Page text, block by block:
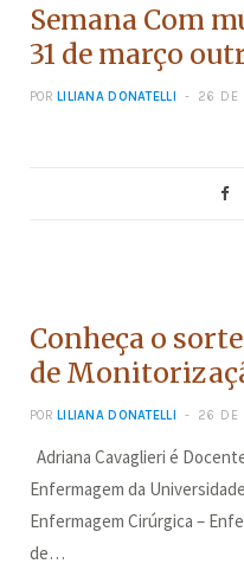
Semana Com
31 de março
POR LILIANA DONATELLI 26 DE
Conheça o
de
POR LILIANA DONATELLI 26 DE
Adriana Cavaglieri é
Enfermagem da
Enfermagem Cirúrgica –
de…